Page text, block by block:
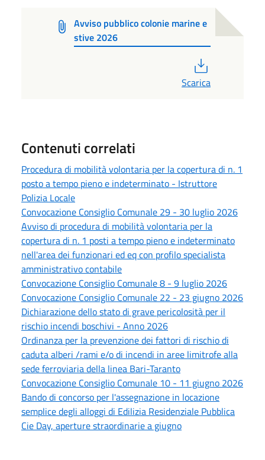
Avviso pubblico colonie marine e
stive 2026
Scarica
Contenuti correlati
Procedura di mobilità volontaria per la copertura di n. 1
posto a tempo pieno e indeterminato - Istruttore
Polizia Locale
Convocazione Consiglio Comunale 29 - 30 luglio 2026
Avviso di procedura di mobilità volontaria per la
copertura di n. 1 posti a tempo pieno e indeterminato
nell'area dei funzionari ed eq con profilo specialista
amministrativo contabile
Convocazione Consiglio Comunale 8 - 9 luglio 2026
Convocazione Consiglio Comunale 22 - 23 giugno 2026
Dichiarazione dello stato di grave pericolosità per il
rischio incendi boschivi - Anno 2026
Ordinanza per la prevenzione dei fattori di rischio di
caduta alberi /rami e/o di incendi in aree limitrofe alla
sede ferroviaria della linea Bari-Taranto
Convocazione Consiglio Comunale 10 - 11 giugno 2026
Bando di concorso per l'assegnazione in locazione
semplice degli alloggi di Edilizia Residenziale Pubblica
Cie Day, aperture straordinarie a giugno